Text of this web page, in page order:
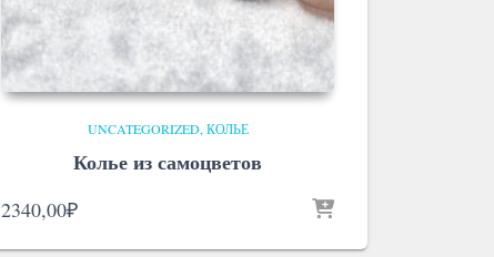
UNCATEGORIZED КОЛЬЕ
Колье из самоцветов
2340,00₽